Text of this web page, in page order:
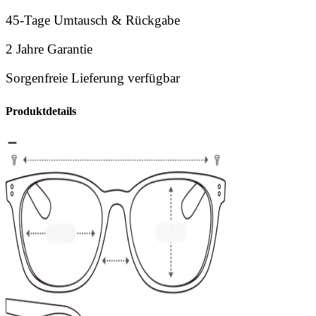
45-Tage Umtausch & Rückgabe
2 Jahre Garantie
Sorgenfreie Lieferung verfügbar
Produktdetails